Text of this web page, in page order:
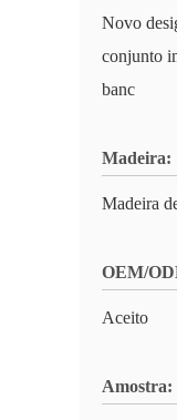
Novo
conjunto
banc
Madeira:
Madeira
OEM/
Aceito
Amostra: